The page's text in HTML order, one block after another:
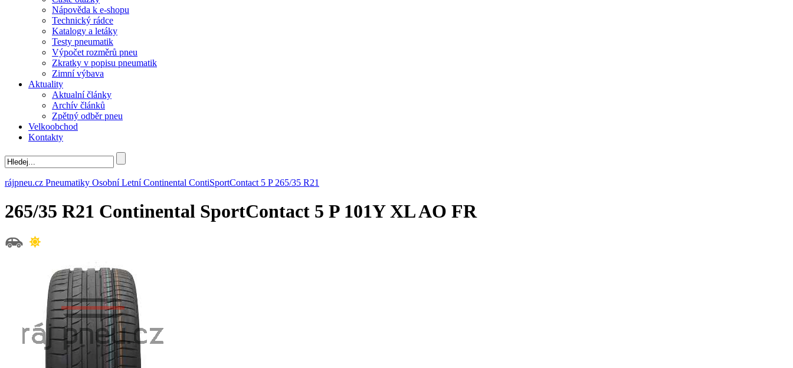
Nápověda k e-shopu
Technický rádce
Katalogy a letáky
Testy pneumatik
Výpočet rozměrů pneu
Zkratky v popisu pneumatik
Zimní výbava
Aktuality
Aktualní články
Archív článků
Zpětný odběr pneu
Velkoobchod
Kontakty
rájpneu.cz Pneumatiky Osobní Letní Continental ContiSportContact 5 P 265/35 R21
265/35 R21 Continental SportContact 5 P 101Y XL AO FR